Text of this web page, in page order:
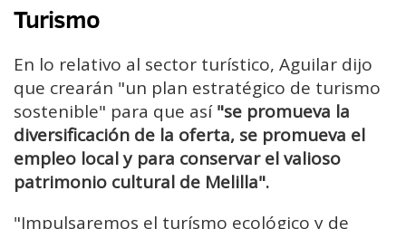
Turismo
En lo relativo al sector turístico, Aguilar dijo
que crearán "un plan estratégico de turismo
sostenible" para que así"se promueva la
diversificación de la oferta, se promueva el
empleo local y para conservar el valioso
patrimonio cultural de Melilla".
"Impulsaremos el turísmo ecológico y de